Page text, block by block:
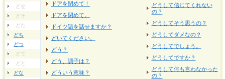
どせ
どそ
どた
どち
どつ
どて
どと
どな
ドアを閉めて！
ドアを閉めて。
ドイツ語を話せますか？
どいてください。
どう？
どう、調子は？
どういう意味？
どうして信じてくれない
の？
どうしてそう思うの？
どうしてダメなの？
どうしてでしょう。
どうしてですか？
どうして何も言わなかった
の？